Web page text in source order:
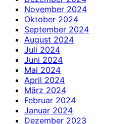
November 2024
Oktober 2024
September 2024
August 2024
Juli 2024
Juni 2024
Mai 2024
April 2024
März 2024
Februar 2024
Januar 2024
Dezember 2023